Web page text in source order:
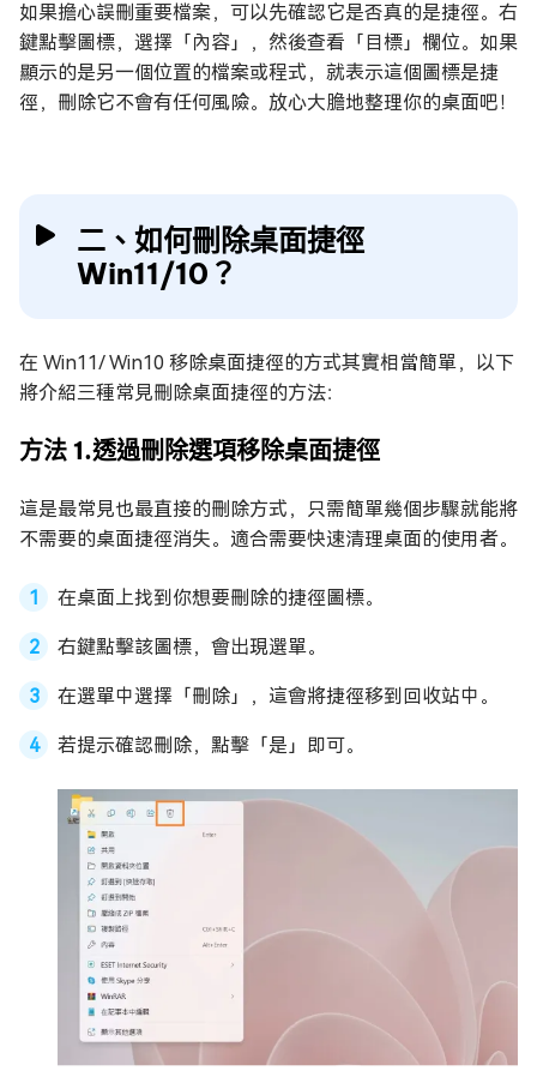
如果擔心誤刪重要檔案，可以先確認它是否真的是捷徑。右
鍵點擊圖標，選擇「內容」，然後查看「目標」欄位。如果
顯示的是另一個位置的檔案或程式，就表示這個圖標是捷
徑，刪除它不會有任何風險。放心大膽地整理你的桌面吧！
二、如何刪除桌面捷徑
Win11/10？
在 Win11/ Win10 移除桌面捷徑的方式其實相當簡單，以下
將介紹三種常見刪除桌面捷徑的方法：
方法 1.透過刪除選項移除桌面捷徑
這是最常見也最直接的刪除方式，只需簡單幾個步驟就能將
不需要的桌面捷徑消失。適合需要快速清理桌面的使用者。
在桌面上找到你想要刪除的捷徑圖標。
右鍵點擊該圖標，會出現選單。
在選單中選擇「刪除」，這會將捷徑移到回收站中。
若提示確認刪除，點擊「是」即可。